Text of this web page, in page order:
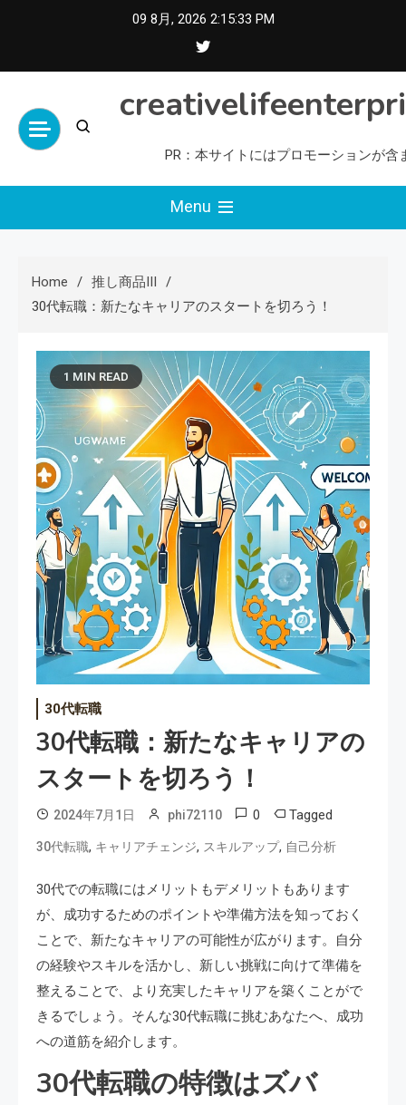
09 8月, 2026 2:15:35 PM
PR：本サイトにはプロモーションが含
Menu
Home
推し商品III
30代転職：新たなキャリアのスタートを切ろう！
1 MIN READ
30代転職
30代転職：新たなキャリアの
スタートを切ろう！
2024年7月1日 phi72110 0 Tagged
30代転職, キャリアチェンジ, スキルアップ, 自己分析
30代での転職にはメリットもデメリットもあります
が、成功するためのポイントや準備方法を知っておく
ことで、新たなキャリアの可能性が広がります。自分
の経験やスキルを活かし、新しい挑戦に向けて準備を
整えることで、より充実したキャリアを築くことがで
きるでしょう。そんな30代転職に挑むあなたへ、成功
への道筋を紹介します。
30代転職の特徴はズバ